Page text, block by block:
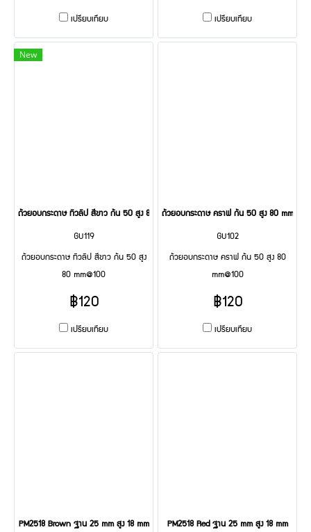
เปรียบเทียบ เปรียบเทียบ
New
ถ้วยอบกระดาษ ทิวลิป สีขาว ก้น 50 สูง 80 mm@100
GU119
ถ้วยอบกระดาษ ทิวลิป สีขาว ก้น 50 สูง
80 mm@100
฿120
เปรียบเทียบ
ถ้วยอบกระดาษ คราฟ ก้น 50 สูง 80
GU102
ถ้วยอบกระดาษ คราฟ ก้น 50 สูง 80
mm@100
฿120
เปรียบเทียบ
PM2518 Brown ฐาน 25 mm สูง 18 mm PM2518 Red ฐาน 25 mm สูง 18 mm